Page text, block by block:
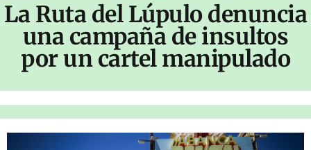
La Ruta del Lúpulo denuncia
una campaña de insultos
por un cartel manipulado